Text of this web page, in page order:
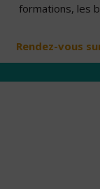
formations, les
Rendez-vous